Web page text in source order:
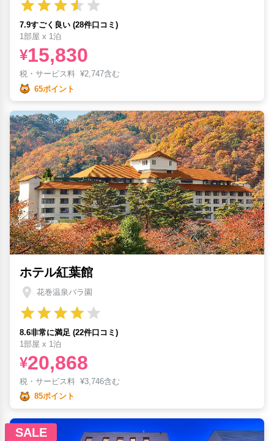
7.9すごく良い (28件口コミ)
1部屋 x 1泊
¥15,830
税・サービス料 ¥2,747含む
65ポイント
ホテル紅葉館
花巻温泉バラ園
8.6非常に満足 (22件口コミ)
1部屋 x 1泊
¥20,868
税・サービス料 ¥3,746含む
85ポイント
SALE